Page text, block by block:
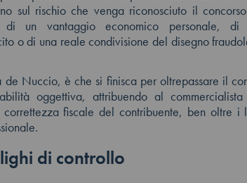
sul rischio che venga riconosciuto il
di un vantaggio economico personale, di
o di una reale condivisione del disegno
Nuccio, è che si finisca per oltrepassare il
oggettiva, attribuendo al commercialista
fiscale del contribuente, ben oltre i
di controllo